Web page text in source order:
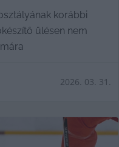
korábbi
ülésen nem
2026. 03. 31.